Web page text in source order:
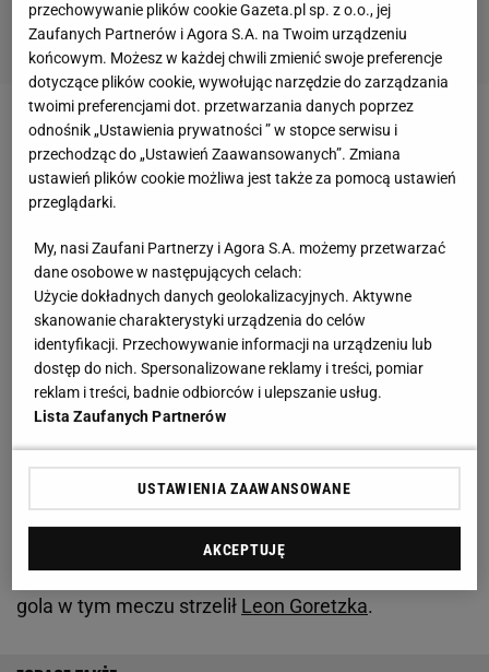
Zobacz wideoOto, czym po karierze zajmuje się
Karol Bielecki. "Potrzebowałem sześciu lat"
cztery mecze
Wtedy w Słowenii odbywało sięEuroU-17. Na tym
turnieju reprezentacja Polski trafiła do grupy z
Belgią, Holandią oraz gospodarzami. I Biało-
Czerwoni poradzili sobie naprawdę dobrze. Pokonali
Belgów, a następnie zremisowali ze Słowenią oraz
Holandią. Jednym z członków tej reprezentacji był
Piotr Azikiewicz. Talent z Zagłębia Lubin zagrał
wówczas przeciwko Belgom. Polacy odpadli dopiero
w półfinale, gdy przegrali z Niemcami 0:1. Jedynego
gola w tym meczu strzelił Leon Goretzka.
przechowywanie plików cookie Gazeta.pl sp. z o.o., jej
Zaufanych Partnerów i Agora S.A. na Twoim urządzeniu
końcowym. Możesz w każdej chwili zmienić swoje preferencje
dotyczące plików cookie, wywołując narzędzie do zarządzania
twoimi preferencjami dot. przetwarzania danych poprzez
odnośnik „Ustawienia prywatności ” w stopce serwisu i
przechodząc do „Ustawień Zaawansowanych”. Zmiana
ustawień plików cookie możliwa jest także za pomocą ustawień
przeglądarki.
My, nasi Zaufani Partnerzy i Agora S.A. możemy przetwarzać
dane osobowe w następujących celach:
Użycie dokładnych danych geolokalizacyjnych. Aktywne
skanowanie charakterystyki urządzenia do celów
identyfikacji. Przechowywanie informacji na urządzeniu lub
dostęp do nich. Spersonalizowane reklamy i treści, pomiar
reklam i treści, badnie odbiorców i ulepszanie usług.
Lista Zaufanych Partnerów
USTAWIENIA ZAAWANSOWANE
AKCEPTUJĘ